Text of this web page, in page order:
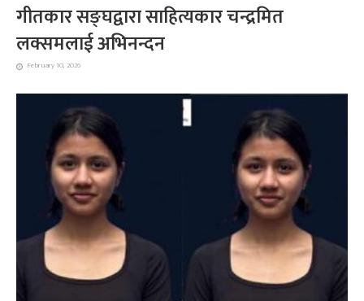
गीतकार सङ्घद्वारा साहित्यकार चन्द्रमित
लक्समलाई अभिनन्दन
February 10, 2026